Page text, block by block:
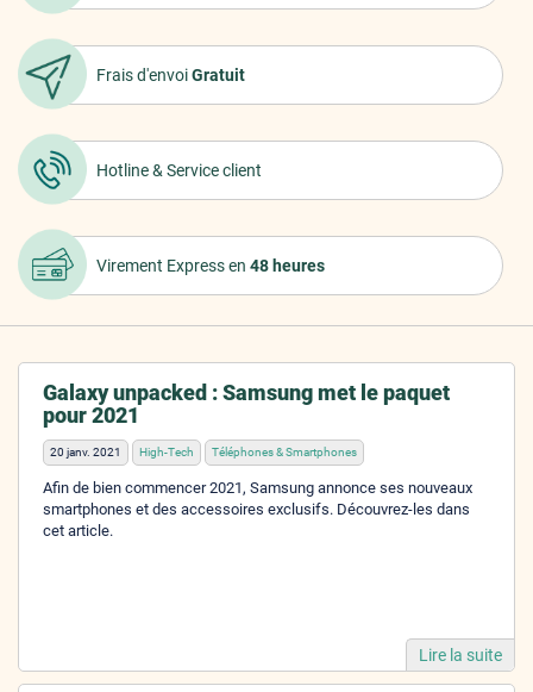
Frais d'envoiGratuit
Hotline & Service client
Virement Expressen 48 heures
Galaxy unpacked : Samsung met le paquet
pour 2021
20 janv. 2021 High-Tech Téléphones & Smartphones
Afin de bien commencer 2021, Samsung annonce ses nouveaux
smartphones et des accessoires exclusifs. Découvrez-les dans
cet article.
Lire la suite